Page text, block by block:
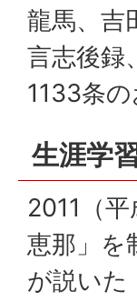
龍馬、吉
言志後録
1133条
生涯学
2011（
恵那」を
が説いた